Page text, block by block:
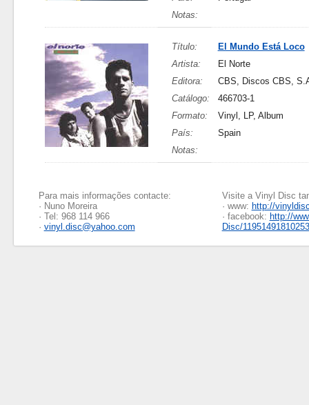
Notas:
Título:
El Mundo Está Loco
Artista:
El Norte
Editora:
CBS, Discos CBS,
Catálogo:
466703-1
Formato:
Vinyl, LP, Album
País:
Spain
Notas:
Para mais informações contacte:
· Nuno Moreira
· Tel: 968 114 966
· vinyl.disc@yahoo.com
Visite a Vinyl Disc
· www: http://
· facebook: http://
Disc/